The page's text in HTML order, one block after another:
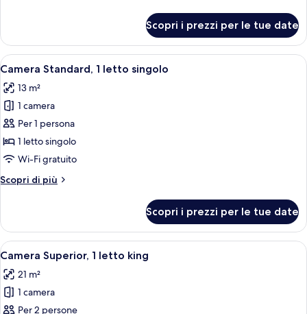
Bed
(Small
Room;Bed
is
French
Bed)
Room,
Double
(Small
Room;Bed
French
Bed)
Scopri i prezzi per le tue date
Apri
tutte
le
foto
per
Camera
Standard,
letto
Una camera d'albergo con un letto,
5
Camera Standard, 1 letto singolo
13 m²
1 camera
Per 1 persona
1 letto singolo
Wi-Fi gratuito
Scopri di più
Altri
Standard,
letto
Scopri i prezzi per le tue date
Apri
tutte
le
foto
per
Una camera d'albergo con un letto,
6
Camera Superior, 1 letto king
21 m²
1 camera
Per 2 persone